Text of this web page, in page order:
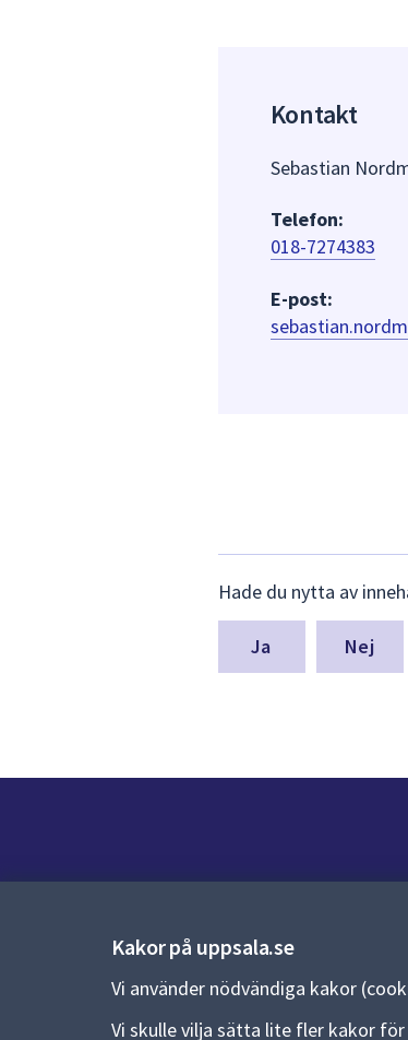
Kakor på uppsala.se
Vi använder nödvändiga kakor
Vi skulle vilja sätta lite fler kakor
Kontakt
Sebastian
Telefon:
018-7274383
E-post:
synpunkter
för
denna
Hade du nytta av
Nej
Kontaktcenter:018-727 00 00
E-post:
Fler kontaktvägar